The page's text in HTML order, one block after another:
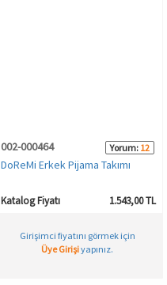
002-000464 Yorum: 12
DoReMi Erkek Pijama Takımı
Katalog Fiyatı 1.543,00 TL
Girişimci fiyatını görmek için
Üye Girişiyapınız.